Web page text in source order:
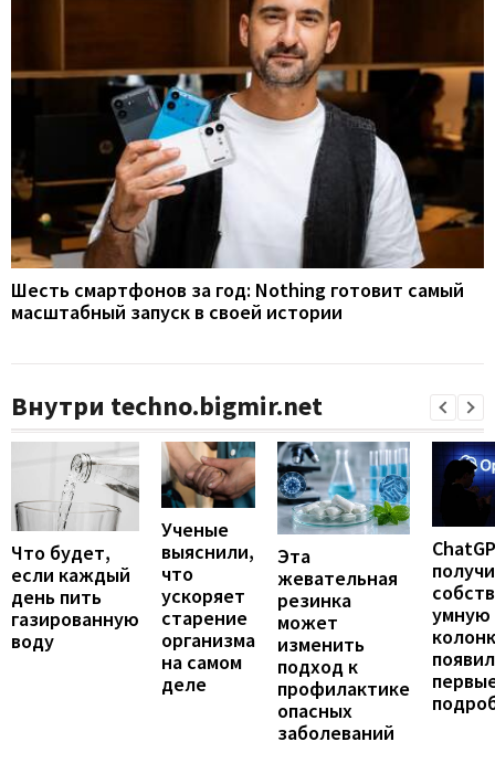
Шесть смартфонов за год: Nothing готовит самый
масштабный запуск в своей истории
Внутри techno.bigmir.net
Что будет,
если каждый
день пить
газированную
воду
Ученые
выяснили,
что
ускоряет
старение
организма
на самом
деле
Эта
жевательная
резинка
может
изменить
подход к
профилактике
опасных
заболеваний
умную